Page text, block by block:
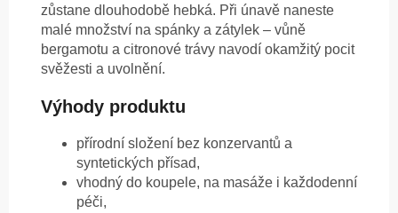
zůstane dlouhodobě hebká. Při únavě naneste
malé množství na spánky a zátylek – vůně
bergamotu a citronové trávy navodí okamžitý pocit
svěžesti a uvolnění.
Výhody produktu
přírodní složení bez konzervantů a
syntetických přísad,
vhodný do koupele, na masáže i každodenní
péči,